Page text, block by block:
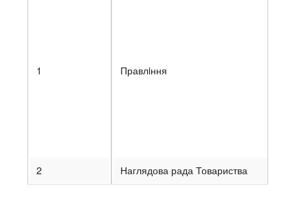
Правлiння
Наглядова рада Товариства
1
2